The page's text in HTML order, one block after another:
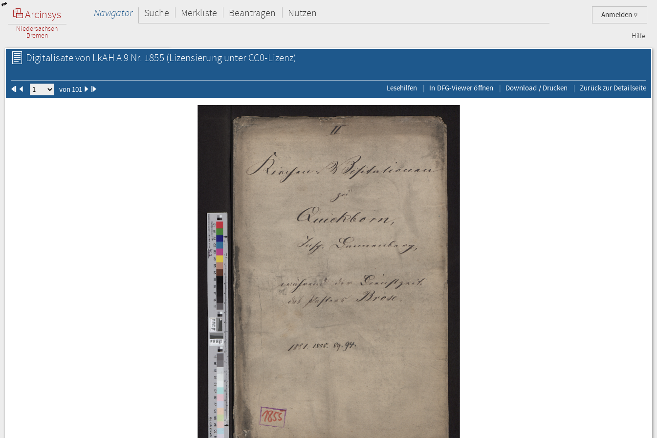
Arcinsys
Niedersachsen
Bremen
Anmelden
Navigator Suche Merkliste Beantragen Nutzen
Hilfe
Digitalisate von LkAH A 9 Nr. 1855 (Lizensierung unter CC0-Lizenz)
von 101 Lesehilfen In DFG-Viewer öffnen Download / Drucken Zurück zur Detailseite